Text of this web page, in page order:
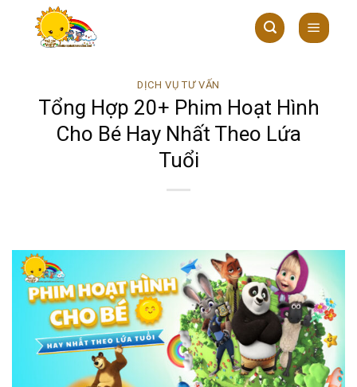
DỊCH VỤ TƯ VẤN
Tổng Hợp 20+ Phim Hoạt Hình
Cho Bé Hay Nhất Theo Lứa
Tuổi